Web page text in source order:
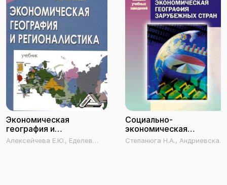
Экономическая
география и
регионалистика
Алексейчева Е.Ю., Еделев
Социально-
экономическая
география зарубежных
Степанюга Н.А., Андриевская